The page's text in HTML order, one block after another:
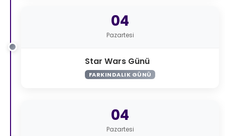
04
Pazartesi
Star Wars Günü
FARKINDALIK GÜNÜ
04
Pazartesi